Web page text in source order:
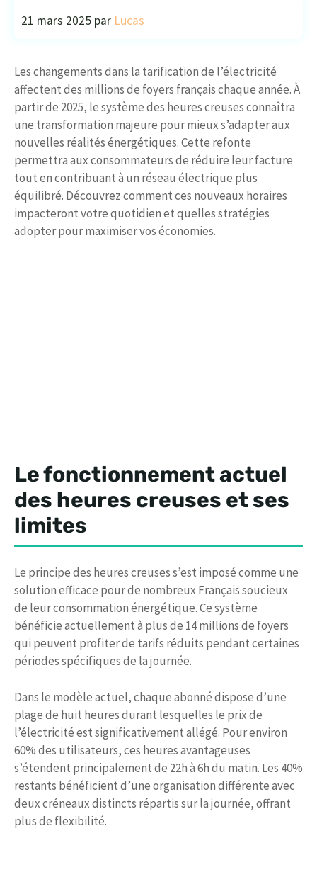
21 mars 2025 par Lucas
Les changements dans la tarification de l’électricité
affectent des millions de foyers français chaque année. À
partir de 2025, le système des heures creuses connaîtra
une transformation majeure pour mieux s’adapter aux
nouvelles réalités énergétiques. Cette refonte
permettra aux consommateurs de réduire leur facture
tout en contribuant à un réseau électrique plus
équilibré. Découvrez comment ces nouveaux horaires
impacteront votre quotidien et quelles stratégies
adopter pour maximiser vos économies.
Le fonctionnement actuel
des heures creuses et ses
limites
Le principe des heures creuses s’est imposé comme une
solution efficace pour de nombreux Français soucieux
de leur consommation énergétique. Ce système
bénéficie actuellement à plus de 14 millions de foyers
qui peuvent profiter de tarifs réduits pendant certaines
périodes spécifiques de la journée.
Dans le modèle actuel, chaque abonné dispose d’une
plage de huit heures durant lesquelles le prix de
l’électricité est significativement allégé. Pour environ
60% des utilisateurs, ces heures avantageuses
s’étendent principalement de 22h à 6h du matin. Les 40%
restants bénéficient d’une organisation différente avec
deux créneaux distincts répartis sur la journée, offrant
plus de flexibilité.